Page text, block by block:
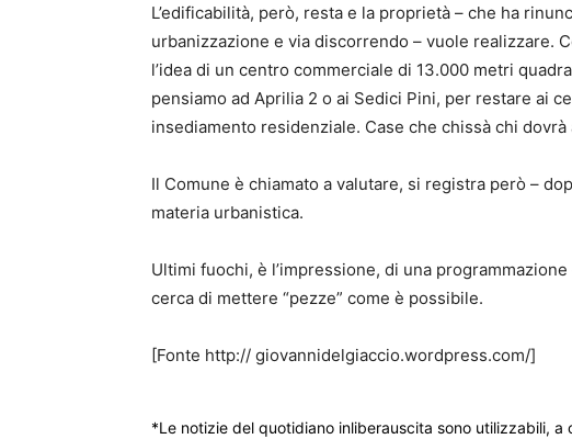
L’edificabilità, però, resta e la proprietà – che ha
urbanizzazione e via discorrendo – vuole realizzare.
l’idea di un centro commerciale di 13.000 metri
pensiamo ad Aprilia 2 o ai Sedici Pini, per restare ai
insediamento residenziale. Case che chissà chi
Il Comune è chiamato a valutare, si registra però –
materia urbanistica.
Ultimi fuochi, è l’impressione, di una
cerca di mettere “pezze” come è possibile.
[Fonte http:// giovannidelgiaccio.wordpress.com/]
*Le notizie del quotidiano inliberauscita sono utilizzabili,